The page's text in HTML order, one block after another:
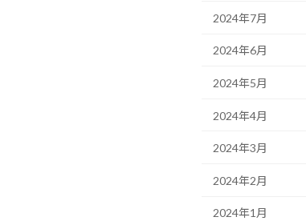
2024年7月
2024年6月
2024年5月
2024年4月
2024年3月
2024年2月
2024年1月